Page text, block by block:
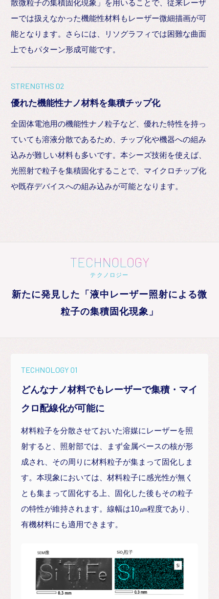
散微粒子の集積固化現象」を用いることで、従来レーザ
ーでは扱えなかった機能性材料もレーザー微細描画が可
能となります。さらには、リソグラフィでは困難な曲面
上でもパターン形成可能です。
STRENGTHS 02
優れた機能性ナノ材料を集積チップ化
全固体電池用の機能性ナノ粒子など、優れた特性を持っ
ていても溶液分散であるため、チップ化や機器への組み
込みが難しい材料も多いです。本シーズ技術を使えば、
光照射で粒子を集積固化することで、マイクロチップ化
や既存デバイスへの組み込みが可能となります。
TECHNOLOGY
テクノロジー
新たに発見した「液中レーザー照射による微
粒子の集積固化現象」
TECHNOLOGY 01
どんなナノ材料でもレーザーで集積・マイ
クロ配線化が可能に
材料粒子を分散させておいた溶媒にレーザーを照
射すると、照射部では、まず金属ベースの核が形
成され、その周りに材料粒子が集まって固化しま
す。本現象においては、材料粒子に感光性が無く
とも集まって固化する上、固化した後もその粒子
の特性が維持されます。線幅は10㎛程度であり、
有機材料にも適用できます。